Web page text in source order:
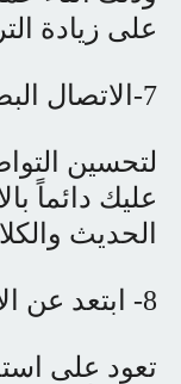
على زيادة
7-الاتصال البصري :
لتحسين
عليك دائماً
الحديث
8- ابتعد عن الأسئلة المملة :
تعود على